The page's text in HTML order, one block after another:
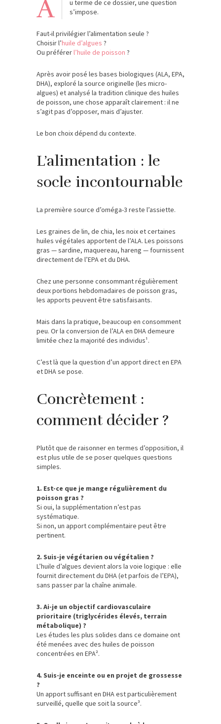
A
u terme de ce dossier, une question
s’impose.
Faut-il privilégier l’alimentation seule ?
Choisir l’huile d’algues ?
Ou préférerl’huile de poisson ?
Après avoir posé les bases biologiques (ALA, EPA,
DHA), exploré la source originelle (les micro-
algues) et analysé la tradition clinique des huiles
de poisson, une chose apparaît clairement : il ne
s’agit pas d’opposer, mais d’ajuster.
Le bon choix dépend du contexte.
L’alimentation : le
socle incontournable
La première source d’oméga-3 reste l’assiette.
Les graines de lin, de chia, les noix et certaines
huiles végétales apportent de l’ALA. Les poissons
gras — sardine, maquereau, hareng — fournissent
directement de l’EPA et du DHA.
Chez une personne consommant régulièrement
deux portions hebdomadaires de poisson gras,
les apports peuvent être satisfaisants.
Mais dans la pratique, beaucoup en consomment
peu. Or la conversion de l’ALA en DHA demeure
limitée chez la majorité des individus¹.
C’est là que la question d’un apport direct en EPA
et DHA se pose.
Concrètement :
comment décider ?
Plutôt que de raisonner en termes d’opposition, il
est plus utile de se poser quelques questions
simples.
1. Est-ce que je mange régulièrement du
poisson gras ?
Si oui, la supplémentation n’est pas
systématique.
Si non, un apport complémentaire peut être
pertinent.
2. Suis-je végétarien ou végétalien ?
L’huile d’algues devient alors la voie logique : elle
fournit directement du DHA (et parfois de l’EPA),
sans passer par la chaîne animale.
3. Ai-je un objectif cardiovasculaire
prioritaire (triglycérides élevés, terrain
métabolique) ?
Les études les plus solides dans ce domaine ont
été menées avec des huiles de poisson
concentrées en EPA².
4. Suis-je enceinte ou en projet de grossesse
?
Un apport suffisant en DHA est particulièrement
surveillé, quelle que soit la source³.